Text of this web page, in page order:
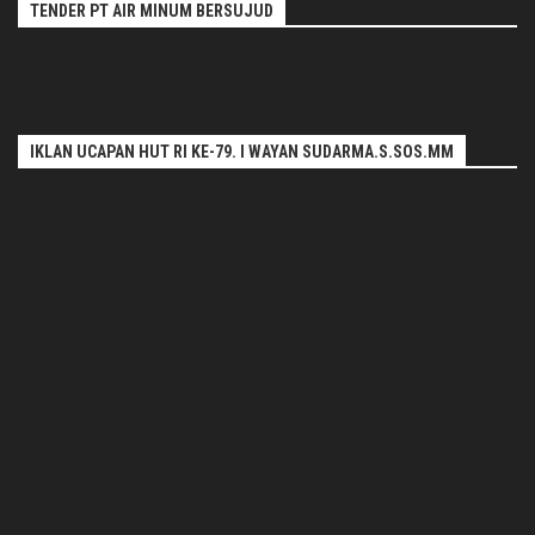
TENDER PT AIR MINUM BERSUJUD
IKLAN UCAPAN HUT RI KE-79. I WAYAN SUDARMA.S.SOS.MM